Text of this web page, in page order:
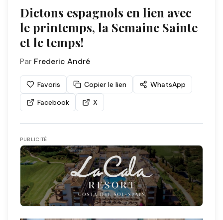
Dictons espagnols en lien avec
le printemps, la Semaine Sainte
et le temps!
Par Frederic André
Favoris Copier le lien
WhatsApp
Facebook
X
PUBLICITÉ